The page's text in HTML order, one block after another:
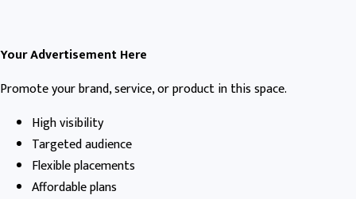
Your Advertisement Here
Promote your brand, service, or product in this space.
High visibility
Targeted audience
Flexible placements
Affordable plans